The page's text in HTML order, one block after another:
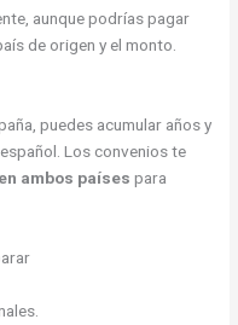
aunque podrías pagar
de origen y el monto.
puedes acumular años y
Los convenios te
ambos países para